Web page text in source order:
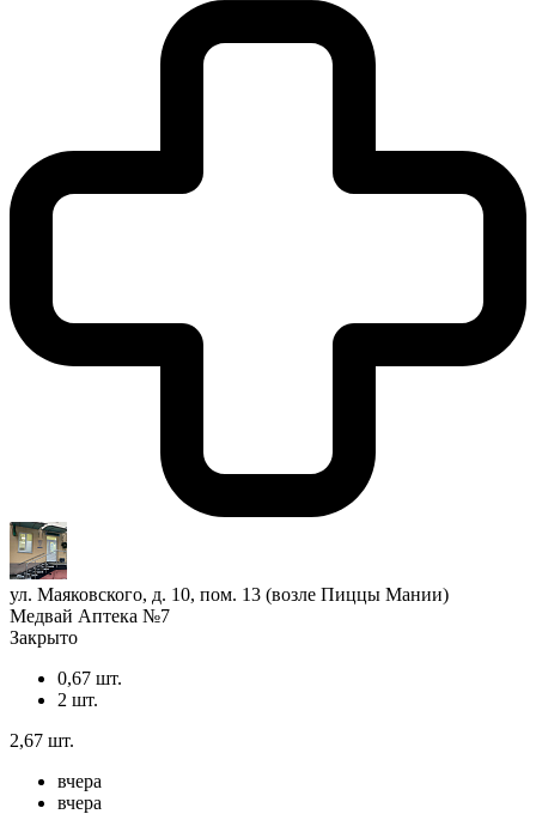
ул. Маяковского, д. 10, пом. 13 (возле Пиццы Мании)
Медвай Аптека №7
Закрыто
0,67 шт.
2 шт.
2,67 шт.
вчера
вчера